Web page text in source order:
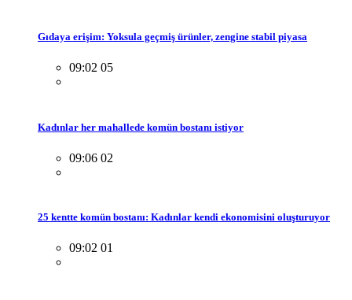
Gıdaya erişim: Yoksula geçmiş ürünler, zengine stabil piyasa
09:02 05
Kadınlar her mahallede komün bostanı istiyor
09:06 02
25 kentte komün bostanı: Kadınlar kendi ekonomisini oluşturuyor
09:02 01